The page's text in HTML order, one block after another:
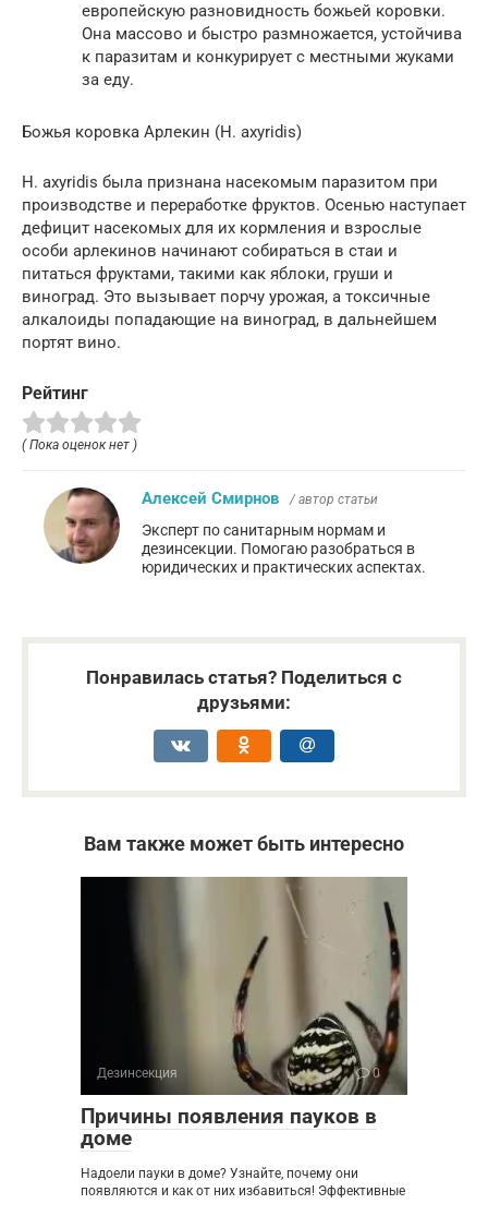
европейскую разновидность божьей коровки.
Она массово и быстро размножается, устойчива
к паразитам и конкурирует с местными жуками
за еду.
Божья коровка Арлекин (H. axyridis)
H. axyridis была признана насекомым паразитом при
производстве и переработке фруктов. Осенью наступает
дефицит насекомых для их кормления и взрослые
особи арлекинов начинают собираться в стаи и
питаться фруктами, такими как яблоки, груши и
виноград. Это вызывает порчу урожая, а токсичные
алкалоиды попадающие на виноград, в дальнейшем
портят вино.
Рейтинг
( Пока оценок нет )
Алексей Смирнов / автор статьи
Эксперт по санитарным нормам и
дезинсекции. Помогаю разобраться в
юридических и практических аспектах.
Понравилась статья? Поделиться с
друзьями:
Вам также может быть интересно
Дезинсекция 0
Причины появления пауков в
доме
Надоели пауки в доме? Узнайте, почему они
появляются и как от них избавиться! Эффективные